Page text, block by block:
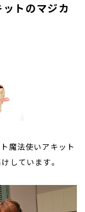
トのマジカ
魔法使いアキット
しています。